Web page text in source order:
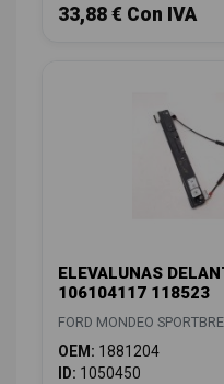
33,88 € Con IVA
ELEVALUNAS
106104117 118523
FORD MONDEO
OEM: 1881204
ID: 1050450